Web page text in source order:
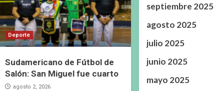
Deporte
Sudamericano de Fútbol de
Salón: San Miguel fue cuarto
agosto 2, 2026
septiembre 2025
agosto 2025
julio 2025
junio 2025
mayo 2025